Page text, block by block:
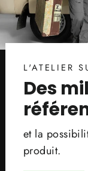
L'ATELIER
Des
et la
produit.